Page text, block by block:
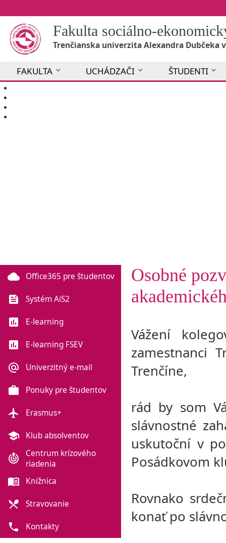
Fakulta sociálno-
Trenčianska univerzita Alexandra Dubčeka
FAKULTA UCHÁDZAČI ŠTUDENTI
Osobné
Vážení
zamestnanci
Trenčíne,
rád by som
slávnostné
uskutoční v
Posádkovom
Rovnako
konať po
cloud Office365 pre študentov
feed Systém AiS2
poll E-learning
poll E-learning FSEV
alternate_email Univerzitný e-mail
work Ponuky pre študentov
flight Erasmus+
school Klub absolventov
crisis_alert
Centrum krízového
riadenia
menu_book Knižnica
local_dining Stravovanie
phone Kontakty